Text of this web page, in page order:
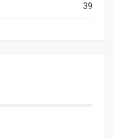
39